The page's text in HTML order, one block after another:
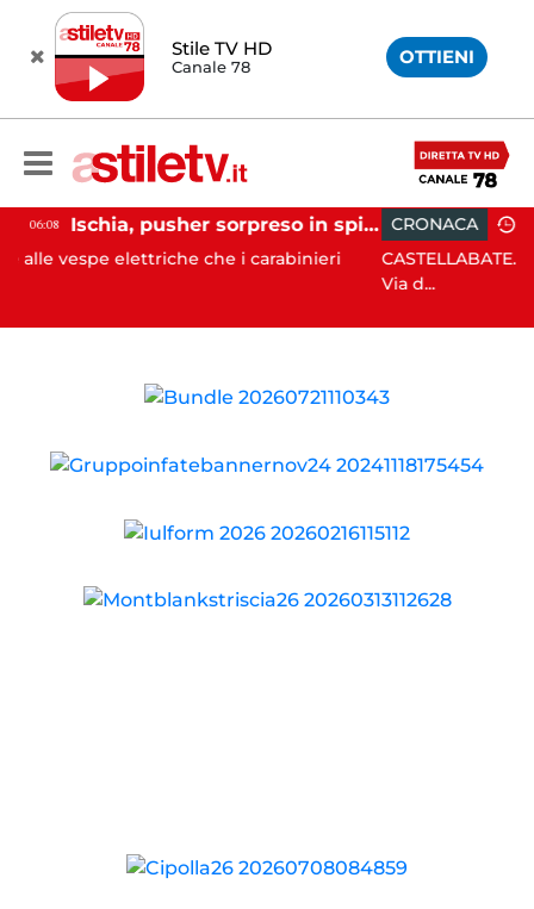
Stile TV HD
Canale 78 OTTIENI
Ischia, pusher sorpreso in spiaggia da carabinieri in Vespa
che i carabinieri
CRONACA 05:42
CASTELLABATE. Ha perso il